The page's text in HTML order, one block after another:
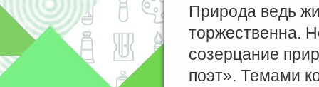
Природа ведь
торжественна.
созерцание
поэт». Темами